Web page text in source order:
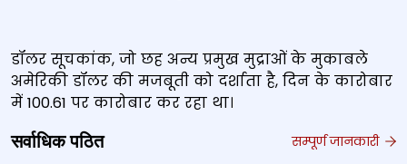
डॉलर सूचकांक, जो छह अन्य प्रमुख मुद्राओं के मुकाबले
अमेरिकी डॉलर की मजबूती को दर्शाता है, दिन के कारोबार
में 100.61 पर कारोबार कर रहा था।
सर्वाधिक पठित सम्पूर्ण जानकारी